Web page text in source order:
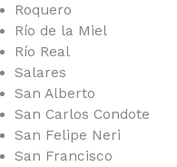
Roquero
Río de la Miel
Río Real
Salares
San Alberto
San Carlos Condote
San Felipe Neri
San Francisco